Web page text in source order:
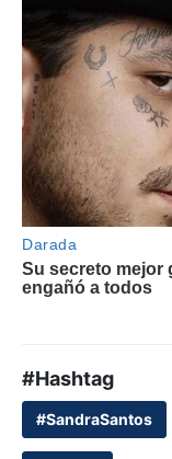
#Hashtag
#SandraSantos